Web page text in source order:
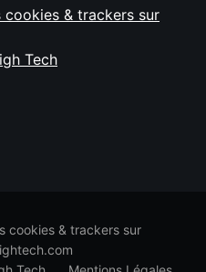
& trackers sur
Tech
cookies & trackers sur